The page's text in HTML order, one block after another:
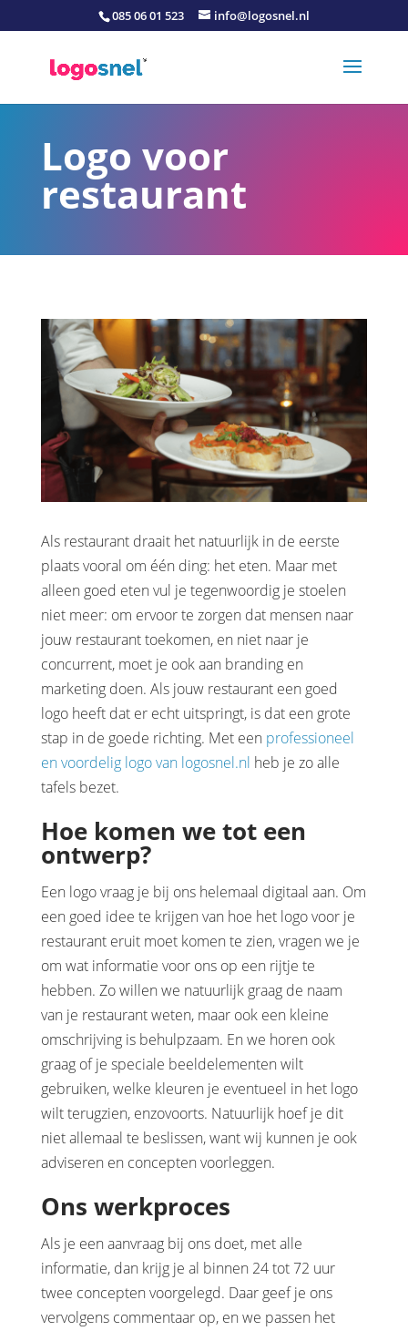
085 06 01 523 info@logosnel.nl
Logo voor
restaurant
Als restaurant draait het natuurlijk in de eerste
plaats vooral om één ding: het eten. Maar met
alleen goed eten vul je tegenwoordig je stoelen
niet meer: om ervoor te zorgen dat mensen naar
jouw restaurant toekomen, en niet naar je
concurrent, moet je ook aan branding en
marketing doen. Als jouw restaurant een goed
logo heeft dat er echt uitspringt, is dat een grote
stap in de goede richting. Met een professioneel
en voordelig logo van logosnel.nl heb je zo alle
tafels bezet.
Hoe komen we tot een
ontwerp?
Een logo vraag je bij ons helemaal digitaal aan. Om
een goed idee te krijgen van hoe het logo voor je
restaurant eruit moet komen te zien, vragen we je
om wat informatie voor ons op een rijtje te
hebben. Zo willen we natuurlijk graag de naam
van je restaurant weten, maar ook een kleine
omschrijving is behulpzaam. En we horen ook
graag of je speciale beeldelementen wilt
gebruiken, welke kleuren je eventueel in het logo
wilt terugzien, enzovoorts. Natuurlijk hoef je dit
niet allemaal te beslissen, want wij kunnen je ook
adviseren en concepten voorleggen.
Ons werkproces
Als je een aanvraag bij ons doet, met alle
informatie, dan krijg je al binnen 24 tot 72 uur
twee concepten voorgelegd. Daar geef je ons
vervolgens commentaar op, en we passen het